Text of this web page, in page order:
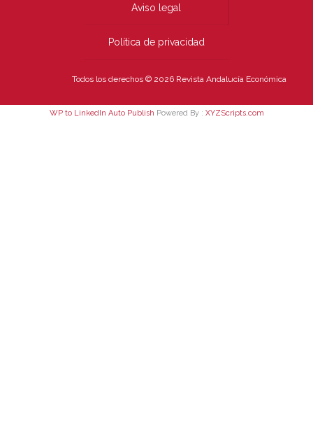
Aviso legal
Política de privacidad
Todos los derechos © 2026 Revista Andalucía Económica
WP to LinkedIn Auto Publish Powered By : XYZScripts.com